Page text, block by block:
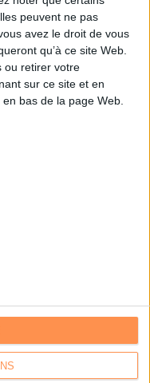
peuvent ne pas
avez le droit de vous
qu’à ce site Web.
ou retirer votre
sur ce site et en
bas de la page Web.
ACE